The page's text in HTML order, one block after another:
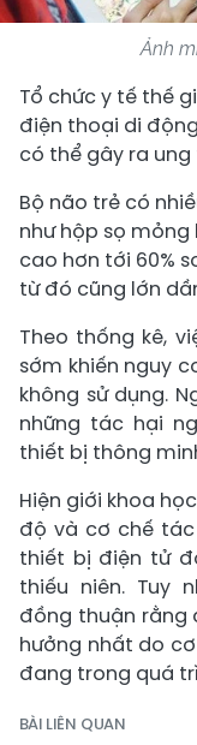
Ảnh
Tổ chức y tế thế
điện thoại di
có thể gây ra ung
Bộ não trẻ có
như hộp sọ
cao hơn tới 60%
từ đó cũng lớn
Theo thống kê,
sớm khiến nguy
không sử dụng.
những tác hại
thiết bị thông
Hiện giới khoa
độ và cơ chế
thiết bị điện tử
thiếu niên. Tuy
đồng thuận rằng
hưởng nhất do
đang trong quá
BÀI LIÊN QUAN